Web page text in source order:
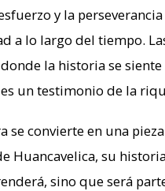
y la
a lo largo del tiempo.
la historia se
un testimonio de la
se convierte en una
Huancavelica, su
sino que será